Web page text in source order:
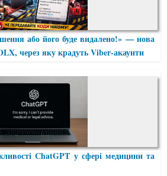
або його буде видалено!» — нова
через яку крадуть Viber-акаунти
ChatGPT у сфері медицини та